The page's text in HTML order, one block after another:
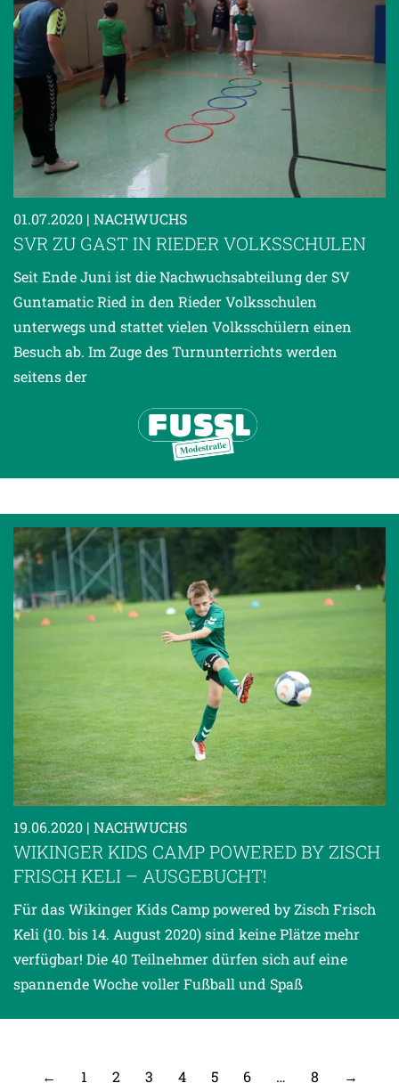
01.07.2020 | NACHWUCHS
SVR ZU GAST IN RIEDER VOLKSSCHULEN
Seit Ende Juni ist die Nachwuchsabteilung der SV
Guntamatic Ried in den Rieder Volksschulen
unterwegs und stattet vielen Volksschülern einen
Besuch ab. Im Zuge des Turnunterrichts werden
seitens der
19.06.2020 | NACHWUCHS
WIKINGER KIDS CAMP POWERED BY ZISCH
FRISCH KELI – AUSGEBUCHT!
Für das Wikinger Kids Camp powered by Zisch Frisch
Keli (10. bis 14. August 2020) sind keine Plätze mehr
verfügbar! Die 40 Teilnehmer dürfen sich auf eine
spannende Woche voller Fußball und Spaß
← 1 2 3 4 5 6 … 8 →